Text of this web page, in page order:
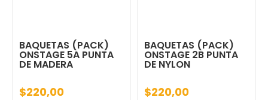
BAQUETAS (PACK)
ONSTAGE 5A PUNTA
DE MADERA
$220,00
BAQUETAS (PACK)
ONSTAGE 2B PUNTA
DE NYLON
$220,00